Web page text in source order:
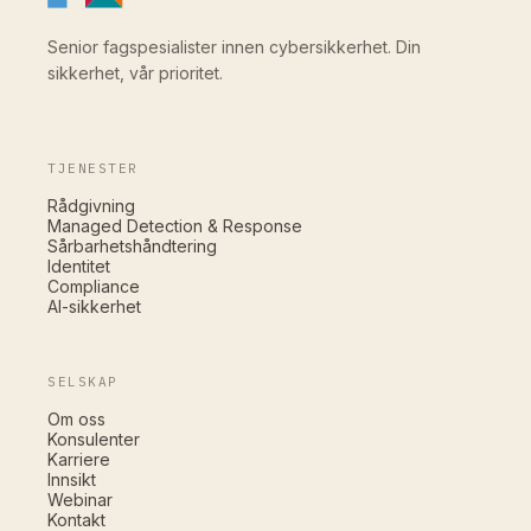
Senior fagspesialister innen cybersikkerhet. Din
sikkerhet, vår prioritet.
TJENESTER
Rådgivning
Managed Detection & Response
Sårbarhetshåndtering
Identitet
Compliance
AI-sikkerhet
SELSKAP
Om oss
Konsulenter
Karriere
Innsikt
Webinar
Kontakt